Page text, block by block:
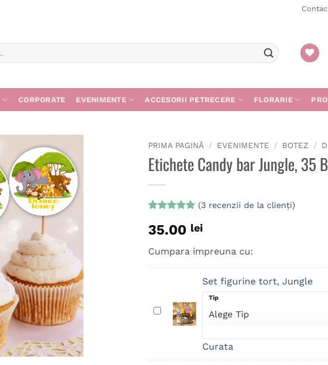
CORPORATE EVENIMENTE ACCESORII PETRECERE FLORARIE
Adaugă
în
wishlist
PRIMA PAGINĂ / EVENIMENTE / BOTEZ /
Etichete Candy bar Jungle, 35
5din 5 pe
baza a
evaluări de
la clienți
(3 recenzii de la clienți)
35.00 lei
Cumpara impreuna cu:
Set
figurine
Set figurine tort, Jungle
Tip
Curata